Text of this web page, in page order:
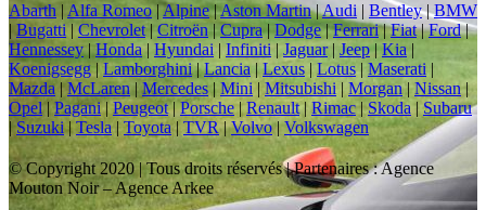
Abarth | Alfa Romeo|Alpine|Aston Martin|Audi | Bentley|BMW
| Bugatti|Chevrolet|Citroën |Cupra | Dodge|Ferrari|Fiat|Ford|
Hennessey| Honda| Hyundai |Infiniti | Jaguar| Jeep|Kia |
Koenigsegg|Lamborghini|Lancia|Lexus | Lotus| Maserati |
Mazda |McLaren|Mercedes | Mini | Mitsubishi | Morgan|Nissan|
Opel | Pagani|Peugeot|Porsche | Renault| Rimac|Skoda | Subaru
| Suzuki|Tesla| Toyota | TVR|Volvo|Volkswagen
© Copyright 2020 | Tous droits réservés | Partenaires : Agence
Mouton Noir – Agence Arkee